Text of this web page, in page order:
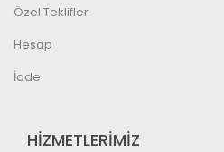
Özel Teklifler
Hesap
İade
HİZMETLERİMİZ